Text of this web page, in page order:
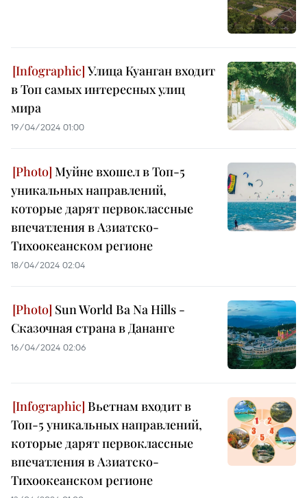
Улица Куанган входит
в Топ самых интересных улиц
мира
19/04/2024 01:00
Муйне вхошел в Топ-5
уникальных направлений,
которые дарят первоклассные
впечатления в Азиатско-
Тихоокеанском регионе
18/04/2024 02:04
Sun World Ba Na Hills -
Сказочная страна в Дананге
16/04/2024 02:06
Вьетнам входит в
Топ-5 уникальных направлений,
которые дарят первоклассные
впечатления в Азиатско-
Тихоокеанском регионе